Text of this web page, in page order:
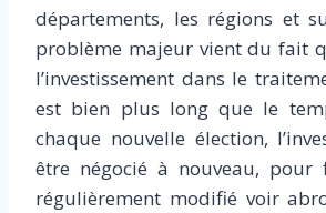
départements, les régions et
problème majeur vient du fait
l’investissement dans le
est bien plus long que le
chaque nouvelle élection,
être négocié à nouveau, pour
régulièrement modifié voir